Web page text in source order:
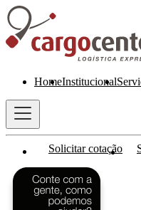
HomeInstitucional
Solicitar cotação